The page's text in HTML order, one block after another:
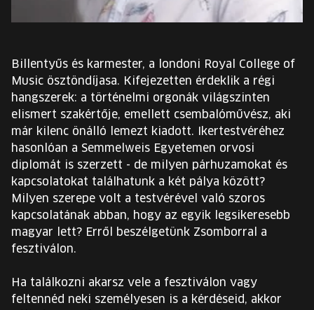
EN
Change
language:
EN
Billentyűs és karmester, a londoni Royal College of
Music ösztöndíjasa. Kifejezetten érdeklik a régi
hangszerek: a történelmi orgonák világszinten
elismert szakértője, emellett csembalóművész, aki
már kilenc önálló lemezt kiadott. Ikertestvéréhez
hasonlóan a Semmelweis Egyetemen orvosi
diplomát is szerzett - de milyen párhuzamokat és
kapcsolatokat találhatunk a két pálya között?
Milyen szerepe volt a testvérével való szoros
kapcsolatának abban, hogy az egyik legsikeresebb
magyar lett? Erről beszélgetünk Zsomborral a
fesztiválon.
Ha találkozni akarsz vele a fesztiválon vagy
feltennéd neki személyesen is a kérdéseid, akkor